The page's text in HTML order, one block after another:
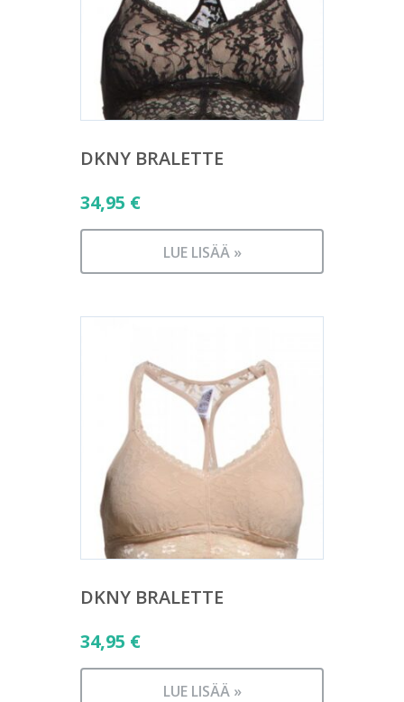
DKNY BRALETTE
34,95 €
LUE LISÄÄ »
DKNY BRALETTE
34,95 €
LUE LISÄÄ »